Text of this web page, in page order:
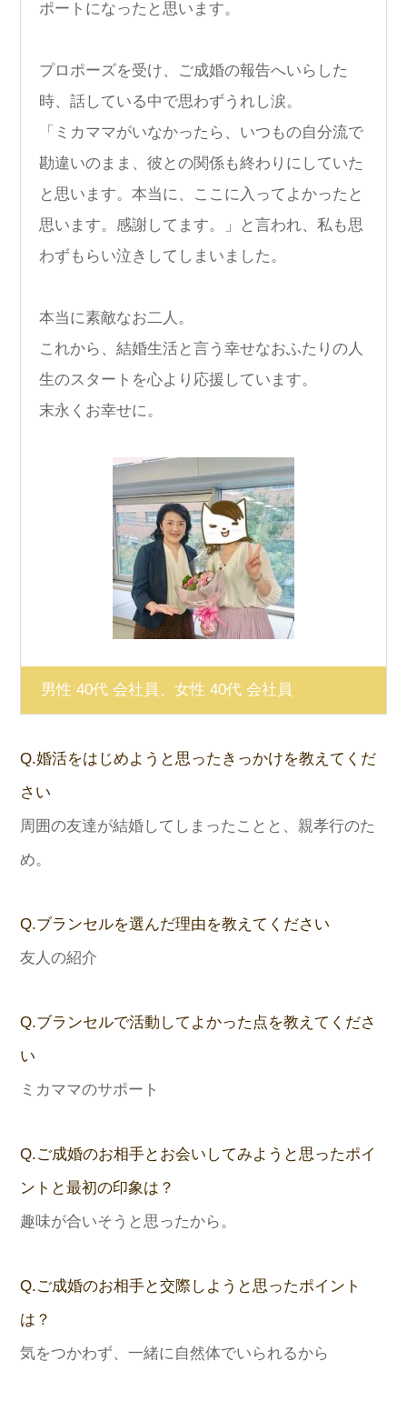
ポートになったと思います。
プロポーズを受け、ご成婚の報告へいらした
時、話している中で思わずうれし涙。
「ミカママがいなかったら、いつもの自分流で
勘違いのまま、彼との関係も終わりにしていた
と思います。本当に、ここに入ってよかったと
思います。感謝してます。」と言われ、私も思
わずもらい泣きしてしまいました。
本当に素敵なお二人。
これから、結婚生活と言う幸せなおふたりの人
生のスタートを心より応援しています。
末永くお幸せに。
男性 40代 会社員、女性 40代 会社員
Q.婚活をはじめようと思ったきっかけを教えてくだ
さい
周囲の友達が結婚してしまったことと、親孝行のた
め。
Q.ブランセルを選んだ理由を教えてください
友人の紹介
Q.ブランセルで活動してよかった点を教えてくださ
い
ミカママのサポート
Q.ご成婚のお相手とお会いしてみようと思ったポイ
ントと最初の印象は？
趣味が合いそうと思ったから。
Q.ご成婚のお相手と交際しようと思ったポイント
は？
気をつかわず、一緒に自然体でいられるから